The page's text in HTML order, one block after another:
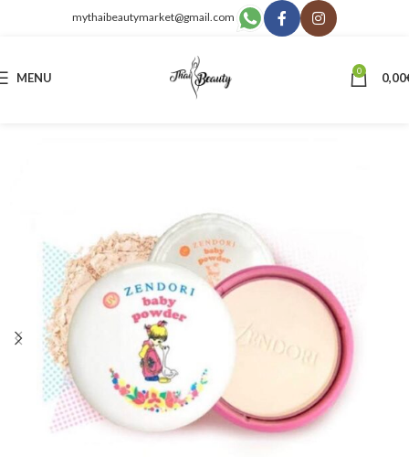
mythaibeautymarket@gmail.com
MENU 0 0,00